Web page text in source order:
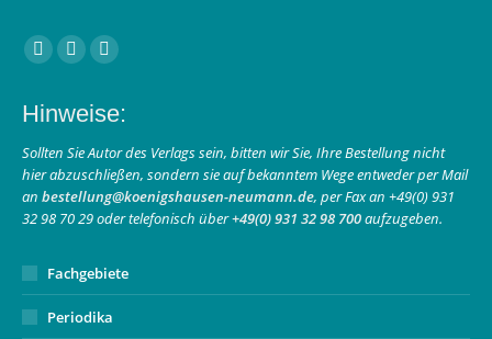
Finden Sie uns auf:
Facebook
opens
in
new
window
Instagram
opens
in
new
window
E-
page
opens
in
new
window
Hinweise:
Sollten Sie Autor des Verlags sein, bitten wir Sie, Ihre Bestellung nicht
hier abzuschließen, sondern sie auf bekanntem Wege entweder per Mail
an bestellung@koenigshausen-neumann.de, per Fax an +49(0) 931
32 98 70 29 oder telefonisch über+49(0) 931 32 98 700aufzugeben.
Fachgebiete
Periodika